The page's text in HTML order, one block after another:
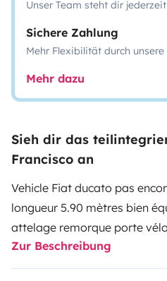
Unser Team steht dir
Sichere Zahlung
Mehr Flexibilität durch
Mehr dazu
Sieh dir das
Francisco an
Vehicle Fiat ducato pas
longueur 5.90 mètres bien
attelage remorque porte
Zur Beschreibung